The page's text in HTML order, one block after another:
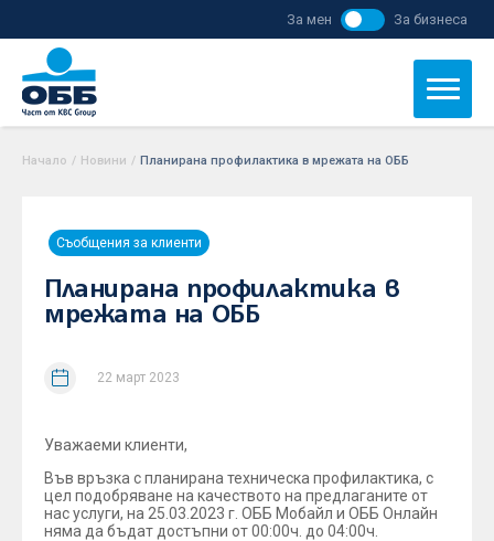
За мен За бизнеса
Начало / Новини / Планирана профилактика в мрежата на ОББ
Съобщения за клиенти
Планирана профилактика в
мрежата на ОББ
22 март 2023
Уважаеми клиенти,
Във връзка с планирана техническа профилактика, с
цел подобряване на качеството на предлаганите от
нас услуги, на 25.03.2023 г. ОББ Мобайл и ОББ Онлайн
няма да бъдат достъпни от 00:00ч. до 04:00ч.